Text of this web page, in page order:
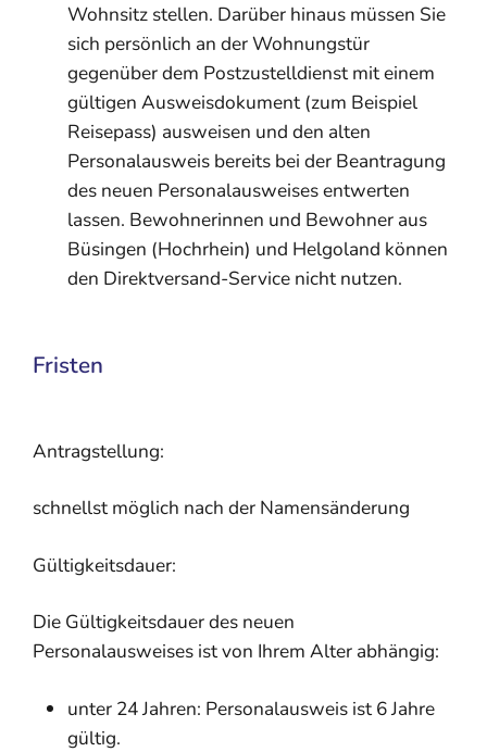
Wohnsitz stellen. Darüber hinaus müssen Sie
sich persönlich an der Wohnungstür
gegenüber dem Postzustelldienst mit einem
gültigen Ausweisdokument (zum Beispiel
Reisepass) ausweisen und den alten
Personalausweis bereits bei der Beantragung
des neuen Personalausweises entwerten
lassen. Bewohnerinnen und Bewohner aus
Büsingen (Hochrhein) und Helgoland können
den Direktversand-Service nicht nutzen.
Fristen
Antragstellung:
schnellst möglich nach der Namensänderung
Gültigkeitsdauer:
Die Gültigkeitsdauer des neuen
Personalausweises ist von Ihrem Alter abhängig:
unter 24 Jahren: Personalausweis ist 6 Jahre
gültig.